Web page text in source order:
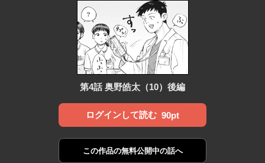
第4話 奥野皓太（10）後編
ログインして読む 90pt
この作品の無料公開中の話へ